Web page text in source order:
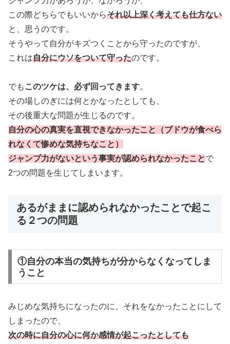
この際どちらでもいいからそれ以上深く考えても仕方ない
と、思うのです。
そうやって自分がキズつくことから守ったのですが、
これは自分にウソをついて守ったのです。
でも このツケは、必ず回ってきます。
その場しのぎには何とかなったとしても、
その後重大な問題が生じるのです。
自分の心の真実を直視できなかったこと（ブドウが食べら
れなくて惨めな気持ちなこと）
ジャンプ力がないという事実が認められなかったことで
2つの問題を生じてしまいます。
あるがままに認められなかったことで起こ
る２つの問題
①自分の本当の気持ちが分からなくなってしま
うこと
みじめな気持ちになったのに、それをなかったことにして
しまったので、
次の時に自分の心に何か感情が起こったとしても